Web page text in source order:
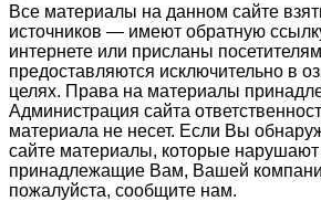
Все материалы на данном сайте
источников — имеют обратную
интернете или присланы
предоставляются исключительно в
целях. Права на материалы
Администрация сайта
материала не несет. Если Вы
сайте материалы, которые нарушают
принадлежащие Вам, Вашей
пожалуйста, сообщите нам.